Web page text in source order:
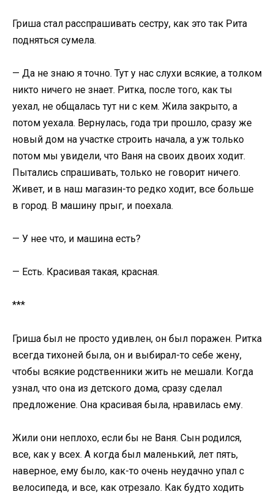
Гриша стал расспрашивать сестру, как это так Рита
подняться сумела.
— Да не знаю я точно. Тут у нас слухи всякие, а толком
никто ничего не знает. Ритка, после того, как ты
уехал, не общалась тут ни с кем. Жила закрыто, а
потом уехала. Вернулась, года три прошло, сразу же
новый дом на участке строить начала, а уж только
потом мы увидели, что Ваня на своих двоих ходит.
Пытались спрашивать, только не говорит ничего.
Живет, и в наш магазин-то редко ходит, все больше
в город. В машину прыг, и поехала.
— У нее что, и машина есть?
— Есть. Красивая такая, красная.
***
Гриша был не просто удивлен, он был поражен. Ритка
всегда тихоней была, он и выбирал-то себе жену,
чтобы всякие родственники жить не мешали. Когда
узнал, что она из детского дома, сразу сделал
предложение. Она красивая была, нравилась ему.
Жили они неплохо, если бы не Ваня. Сын родился,
все, как у всех. А когда был маленький, лет пять,
наверное, ему было, как-то очень неудачно упал с
велосипеда, и все, как отрезало. Как будто ходить